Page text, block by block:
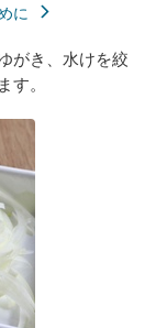
に
がき、水けを絞
。